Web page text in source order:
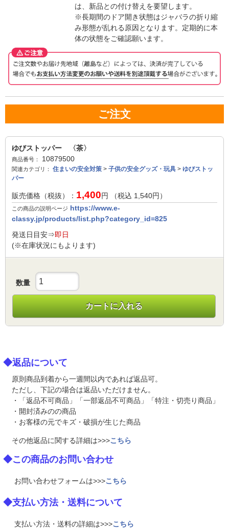
は、新品との付け替えを要望します。
※長期間のドア開き状態はジャバラの折り縮
み形態が乱れる原因となります。定期的に本
体の状態をご確認願います。
ご注文
ゆびストッパー 〈茶〉
商品番号： 10879500
関連カテゴリ： 住まいの安全対策 > 子供の安全グッズ・玩具 > ゆびストッ
パー
販売価格（税抜）： 1,400円 （税込 1,540円）
この商品の説明ページ https://www.e-
classy.jp/products/list.php?category_id=825
発送日目安⇒即日
(※在庫状況にもよります)
数量
カートに入れる
◆返品について
原則商品到着から一週間以内であれば返品可。
ただし、下記の場合は返品いただけません。
・「返品不可商品」「一部返品不可商品」「特注・切売り商品」
・開封済みのの商品
・お客様の元でキズ・破損が生じた商品
その他返品に関する詳細は>>>こちら
◆この商品のお問い合わせ
お問い合わせフォームは>>>こちら
◆支払い方法・送料について
支払い方法・送料の詳細は>>>こちら